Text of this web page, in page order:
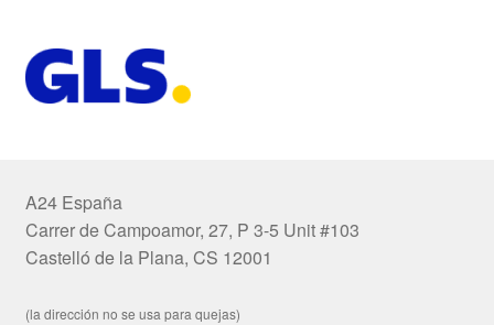
A24 España
Carrer de Campoamor, 27, P 3-5 Unit #103
Castelló de la Plana, CS 12001
(la dirección no se usa para quejas)